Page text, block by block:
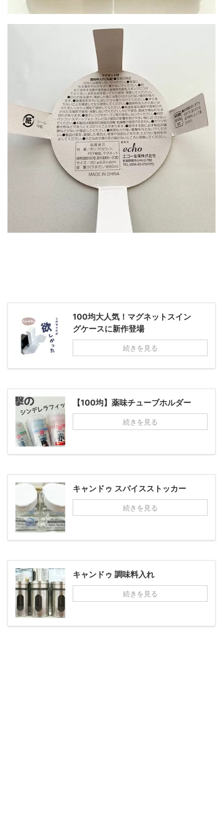
100均大人気！マグネットスイン
グケースに新作登場
続きを見る
【100均】薬味チューブホルダー
続きを見る
キャンドゥ スパイスストッカー
続きを見る
キャンドゥ 調味料入れ
続きを見る